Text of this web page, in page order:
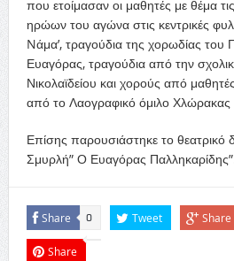
που ετοίμασαν οι μαθητές με θέμα
ηρώων του αγώνα στις κεντρικές
Nάμα’, τραγούδια της χορωδίας του
Ευαγόρας, τραγούδια από την
Νικολαϊδείου και χορούς από
από το Λαογραφικό όμιλο Χλώρακας
Επίσης παρουσιάστηκε το θεατρικό
Σμυρλή” Ο Ευαγόρας
Share 0 Tweet Share
Share